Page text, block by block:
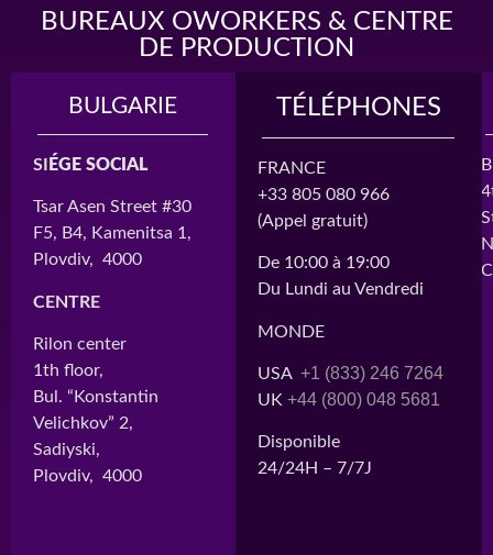
BUREAUX OWORKERS & CENTRE
DE PRODUCTION
BULGARIE
SI ÉGE SOCIAL
Tsar Asen Street #30
F5, B4, Kamenitsa 1,
Plovdiv, 4000
CENTRE
Rilon center
1th floor,
Bul. “Konstantin
Velichkov” 2,
Sadiyski,
Plovdiv, 4000
MADAGASCAR
SIÉGE SOCIAL
Lot H3
Ankorondrano
Antananarivo, 101
CENTRE 1
2nd Floor
Ampefiloha
Antananarivo, 101
CENTRE 2
TÉLÉPHONES
FRANCE
+33 805 080 966
(Appel gratuit)
De 10:00 à 19:00
Du Lundi au Vendredi
MONDE
USA +1 (833) 246 7264
UK +44 (800) 048 5681
Disponible
24/24H – 7/7J